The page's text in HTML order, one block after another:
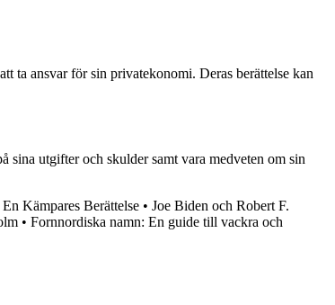
ta ansvar för sin privatekonomi. Deras berättelse kan
sina utgifter och skulder samt vara medveten om sin
Kämpares Berättelse • Joe Biden och Robert F.
• Fornnordiska namn: En guide till vackra och